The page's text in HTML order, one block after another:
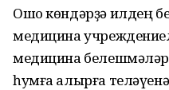
Ошо көндәрҙә илдең
медицина
медицина
һумға алырға